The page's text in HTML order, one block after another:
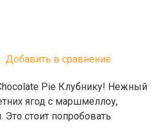
Добавить в сравнение
Pie Клубнику! Нежный
ягод с маршмеллоу,
стоит попробовать